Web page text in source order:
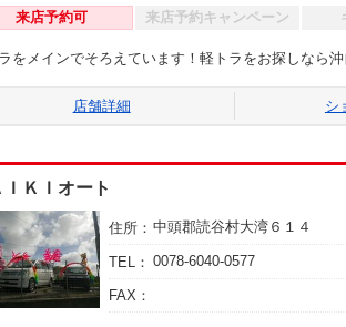
来店予約可 来店予約キャンペーン
をメインでそろえています！軽トラをお探しなら
店舗詳細 シ
ＩＫＩオート
住所： 中頭郡読谷村大湾６１４
TEL： 0078-6040-0577
FAX：